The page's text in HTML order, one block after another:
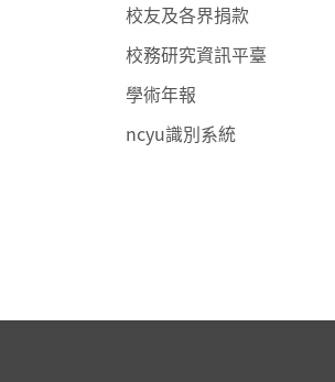
校友及各界捐款
校務研究資訊平臺
學術年報
ncyu識別系統